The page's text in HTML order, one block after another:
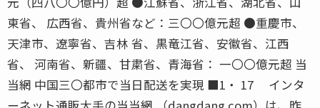
東省、 広西省、貴州省など：三〇〇億元超 ●重慶市、
天津市、遼寧省、吉林 省、黒竜江省、安徽省、江西
省、 河南省、新疆、甘粛省、青海省： 一〇〇億元超 当
当網 中国三〇都市で当日配送を実現 ■1・ 17 インタ